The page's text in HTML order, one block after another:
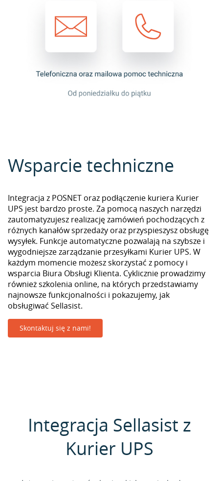
Wsparcie techniczne
Integracja z POSNET oraz podłączenie kuriera Kurier
UPS jest bardzo proste. Za pomocą naszych narzędzi
zautomatyzujesz realizację zamówień pochodzących z
różnych kanałów sprzedaży oraz przyspieszysz obsługę
wysyłek. Funkcje automatyczne pozwalają na szybsze i
wygodniejsze zarządzanie przesyłkami Kurier UPS. W
każdym momencie możesz skorzystać z pomocy i
wsparcia Biura Obsługi Klienta. Cyklicznie prowadzimy
również szkolenia online, na których przedstawiamy
najnowsze funkcjonalności i pokazujemy, jak
obsługiwać Sellasist.
Skontaktuj się z nami!
Integracja Sellasist z
Kurier UPS